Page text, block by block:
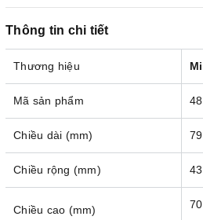
Thông tin chi tiết
Thương hiệu
Mã sản phẩm
Chiều dài (mm)
Chiều rộng (mm)
Chiều cao (mm)